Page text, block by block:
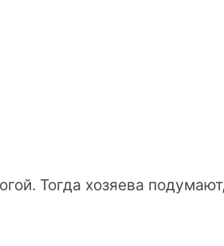
Тогда хозяева